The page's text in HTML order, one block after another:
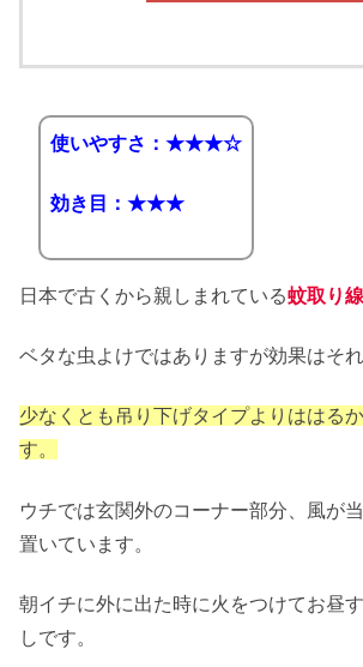
使いやすさ：★★★☆
効き目：★★★
日本で古くから親しまれている蚊取り
ベタな虫よけではありますが効果はそ
少なくとも吊り下げタイプよりははる
す。
ウチでは玄関外のコーナー部分、風が
置いています。
朝イチに外に出た時に火をつけてお昼
しです。